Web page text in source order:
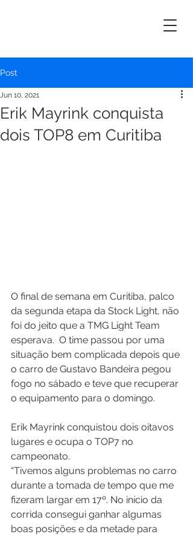
Post
Erik Mayrink conquista
dois TOP8 em Curitiba
Jun 10, 2021
O final de semana em Curitiba, palco
da segunda etapa da Stock Light, não
foi do jeito que a TMG Light Team
esperava.  O time passou por uma
situação bem complicada depois que
o carro de Gustavo Bandeira pegou
fogo no sábado e teve que recuperar
o equipamento para o domingo.
Erik Mayrink conquistou dois oitavos
lugares e ocupa o TOP7 no
campeonato.
“Tivemos alguns problemas no carro
durante a tomada de tempo que me
fizeram largar em 17º. No início da
corrida consegui ganhar algumas
boas posições e da metade para